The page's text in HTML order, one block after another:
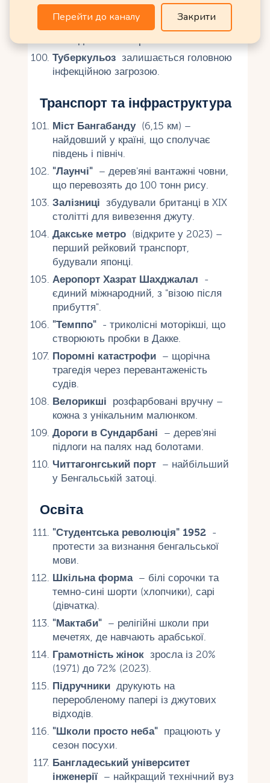
вакцини у віддалених селах.
Підліткова вагітність
Туберкульоззалишається головною
інфекційною загрозою.
Транспорт та інфраструктура
Міст Бангабанду(6,15 км) –
найдовший у країні, що сполучає
південь і північ.
"Лаунчі"– дерев'яні вантажні човни,
що перевозять до 100 тонн рису.
Залізниці збудували британці в XIX
столітті для вивезення джуту.
Дакське метро(відкрите у 2023) –
перший рейковий транспорт,
будували японці.
Аеропорт Хазрат Шахджалал -
єдиний міжнародний, з "візою після
прибуття".
"Темппо"- триколісні моторікші, що
створюють пробки в Дакке.
Поромні катастрофи– щорічна
трагедія через перевантаженість
судів.
Велорикші розфарбовані вручну –
кожна з унікальним малюнком.
Дороги в Сундарбані – дерев'яні
підлоги на палях над болотами.
Читтагонгський порт– найбільший
у Бенгальській затоці.
Освіта
"Студентська революція" 1952-
протести за визнання бенгальської
мови.
Шкільна форма– білі сорочки та
темно-сині шорти (хлопчики), сарі
(дівчатка).
"Мактаби"– релігійні школи при
мечетях, де навчають арабської.
Грамотність жінокзросла із 20%
(1971) до 72% (2023).
Підручникидрукують на
переробленому папері із джутових
відходів.
"Школи просто неба"працюють у
сезон посухи.
Бангладеський університет
інженерії– найкращий технічний вуз
Перейти до каналу Закрити